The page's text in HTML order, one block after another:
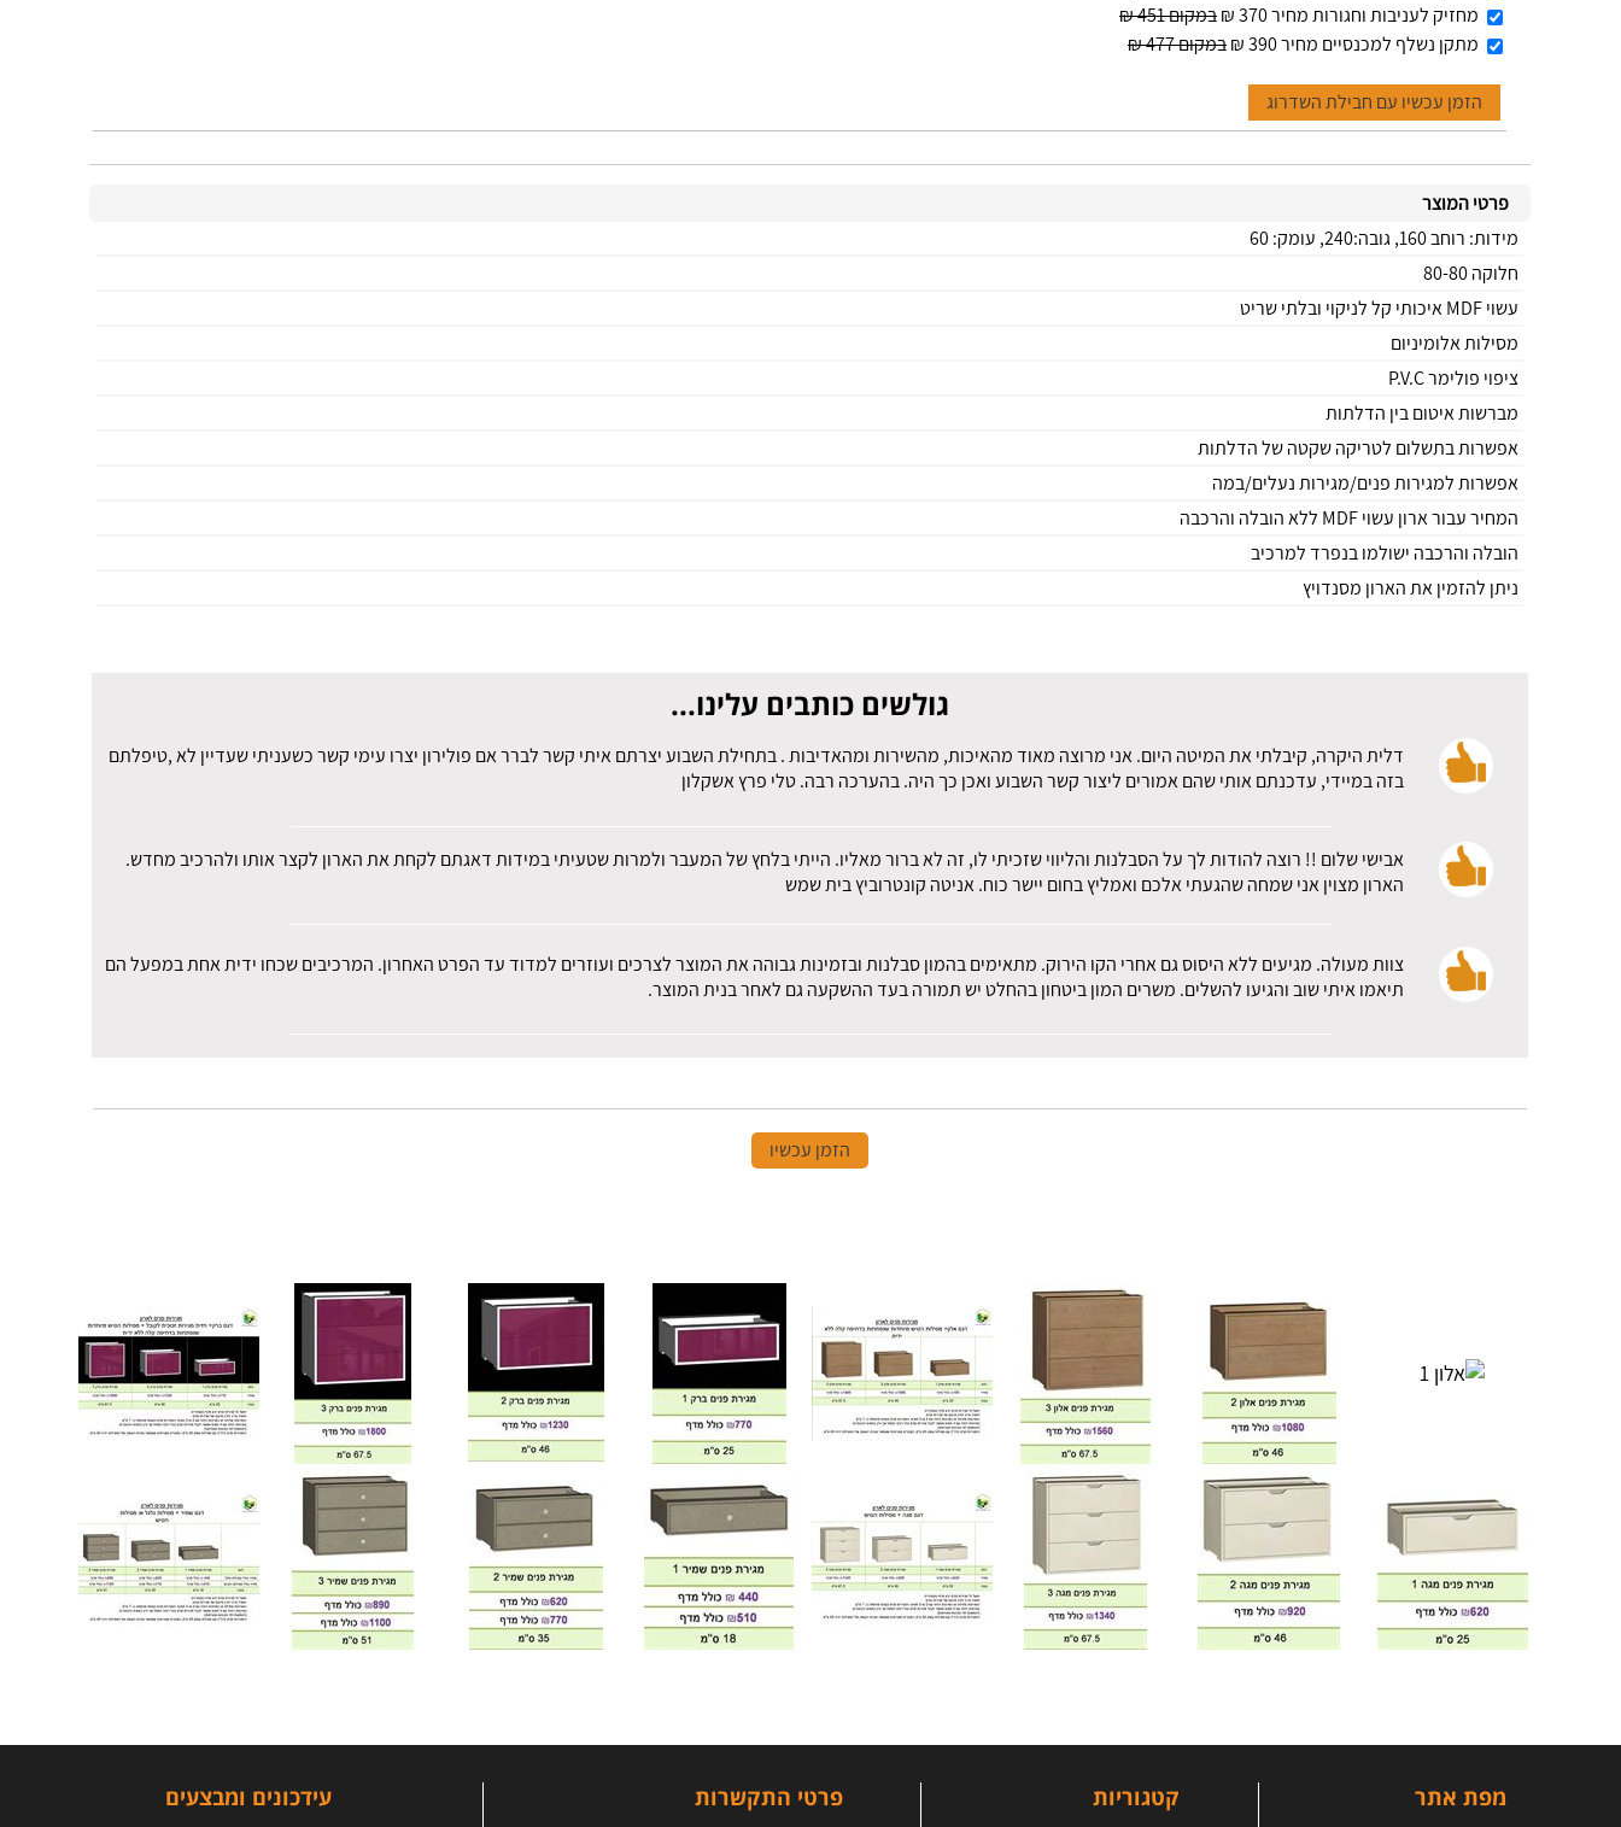
מחזיק לעניבות וחגורות מחיר 370 ₪
במקום 451 ₪
מתקן נשלף למכנסיים מחיר 390 ₪
במקום 477 ₪
הזמן עכשיו עם חבילת השדרוג
פרטי המוצר
מידות: רוחב 160, גובה:240, עומק: 60
חלוקה 80-80
עשוי MDF איכותי קל לניקוי ובלתי שריט
מסילות אלומיניום
ציפוי פולימר P.V.C
מברשות איטום בין הדלתות
אפשרות בתשלום לטריקה שקטה של הדלתות
אפשרות למגירות פנים/מגירות נעלים/במה
המחיר עבור ארון עשוי MDF ללא הובלה והרכבה
הובלה והרכבה ישולמו בנפרד למרכיב
ניתן להזמין את הארון מסנדויץ
גולשים כותבים עלינו...
דלית היקרה, קיבלתי את המיטה היום. אני מרוצה מאוד מהאיכות, מהשירות ומהאדיבות . בתחילת השבוע יצרתם איתי קשר לברר אם פולירון יצרו עימי קשר כשעניתי שעדיין לא ,טיפלתם
בזה במיידי, עדכנתם אותי שהם אמורים ליצור קשר השבוע ואכן כך היה. בהערכה רבה. טלי פרץ אשקלון
אבישי שלום !! רוצה להודות לך על הסבלנות והליווי שזכיתי לו, זה לא ברור מאליו. הייתי בלחץ של המעבר ולמרות שטעיתי במידות דאגתם לקחת את הארון לקצר אותו ולהרכיב מחדש.
הארון מצוין אני שמחה שהגעתי אלכם ואמליץ בחום יישר כוח. אניטה קונטרוביץ בית שמש
צוות מעולה. מגיעים ללא היסוס גם אחרי הקו הירוק. מתאימים בהמון סבלנות ובזמינות גבוהה את המוצר לצרכים ועוזרים למדוד עד הפרט האחרון. המרכיבים שכחו ידית אחת במפעל הם
תיאמו איתי שוב והגיעו להשלים. משרים המון ביטחון בהחלט יש תמורה בעד ההשקעה גם לאחר בנית המוצר.
הזמן עכשיו
מפת אתר קטגוריות פרטי התקשרות עידכונים ומבצעים